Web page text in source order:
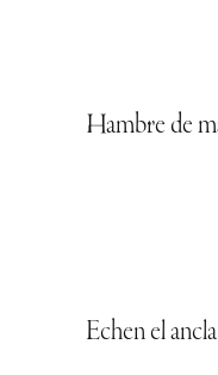
Hambre de
Echen el ancla